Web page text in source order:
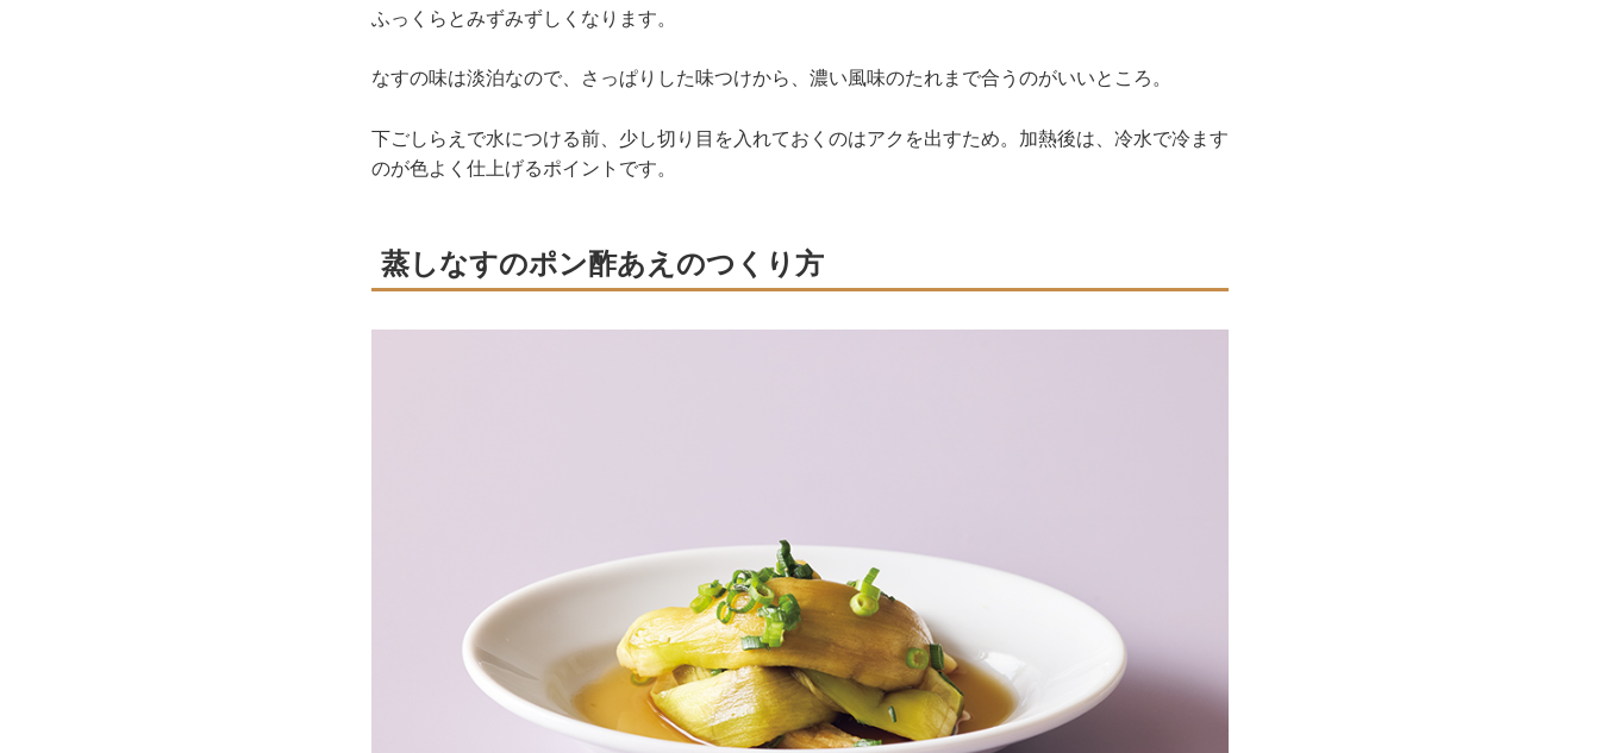
ふっくらとみずみずしくなります。
なすの味は淡泊なので、さっぱりした味つけから、濃い風味のたれまで合うのがいいところ。
下ごしらえで水につける前、少し切り目を入れておくのはアクを出すため。加熱後は、冷水で冷ます
のが色よく仕上げるポイントです。
蒸しなすのポン酢あえのつくり方